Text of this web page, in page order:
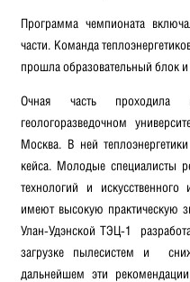
Программа чемпионата
части. Команда
прошла образовательный блок
Очная часть проходила
геологоразведочном
Москва. В ней
кейса. Молодые специалисты
технологий и
имеют высокую практическую
Улан-Удэнской ТЭЦ-1
загрузке пылесистем и
дальнейшем эти